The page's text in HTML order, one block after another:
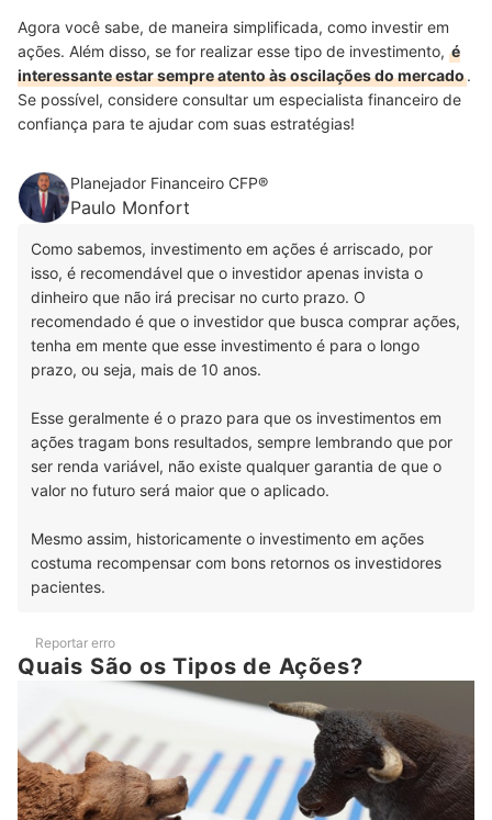
Agora você sabe, de maneira simplificada, como investir em
ações. Além disso, se for realizar esse tipo de investimento, é
interessante estar sempre atento às oscilações do mercado.
Se possível, considere consultar um especialista financeiro de
confiança para te ajudar com suas estratégias!
Planejador Financeiro CFP®
Paulo Monfort
Como sabemos, investimento em ações é arriscado, por
isso, é recomendável que o investidor apenas invista o
dinheiro que não irá precisar no curto prazo. O
recomendado é que o investidor que busca comprar ações,
tenha em mente que esse investimento é para o longo
prazo, ou seja, mais de 10 anos.
Esse geralmente é o prazo para que os investimentos em
ações tragam bons resultados, sempre lembrando que por
ser renda variável, não existe qualquer garantia de que o
valor no futuro será maior que o aplicado.
Mesmo assim, historicamente o investimento em ações
costuma recompensar com bons retornos os investidores
pacientes.
Reportar erro
Quais São os Tipos de Ações?